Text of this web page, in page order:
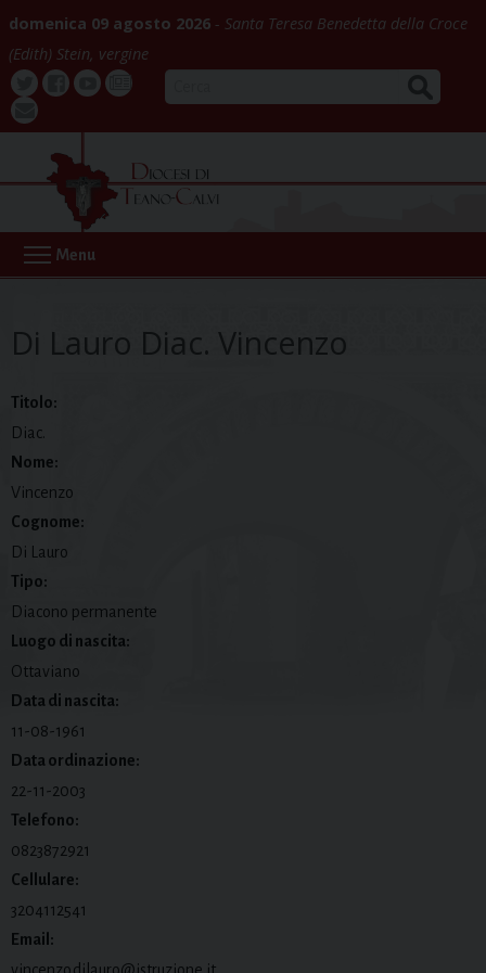
content
domenica 09 agosto 2026
Santa Teresa Benedetta della Croce
(Edith) Stein, vergine
Twitter
Buona
webmail
Menu
Di Lauro Diac. Vincenzo
Titolo:
Diac.
Nome:
Vincenzo
Cognome:
Di Lauro
Tipo:
Diacono permanente
Luogo di nascita:
Ottaviano
Data di nascita:
11-08-1961
Data ordinazione:
22-11-2003
Telefono:
0823872921
Cellulare:
3204112541
Email:
vincenzo.dilauro@istruzione.it